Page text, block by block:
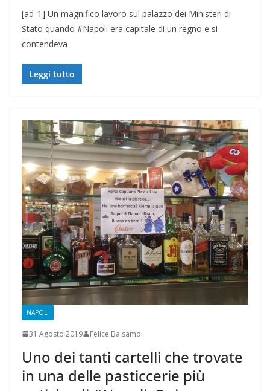
[ad_1] Un magnifico lavoro sul palazzo dei Ministeri di
Stato quando #Napoli era capitale di un regno e si
contendeva
Leggi tutto
NAPOLI
31 Agosto 2019 Felice Balsamo
Uno dei tanti cartelli che trovate
in una delle pasticcerie più